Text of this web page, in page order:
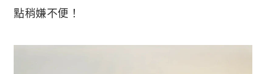
點稍嫌不便！